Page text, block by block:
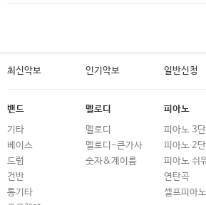
최신악보 인기악보 일반신청
밴드
기타
베이스
드럼
건반
통기타
멜로디
멜로디
멜로디-큰가사
숫자&계이름
피아노
피아노 3단
피아노 2단
피아노 쉬
연탄곡
셀프피아노